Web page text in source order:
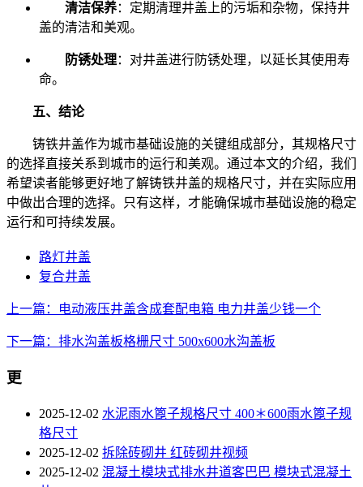
清洁保养：定期清理井盖上的污垢和杂物，保持井
盖的清洁和美观。
防锈处理：对井盖进行防锈处理，以延长其使用寿
命。
五、结论
铸铁井盖作为城市基础设施的关键组成部分，其规格尺寸
的选择直接关系到城市的运行和美观。通过本文的介绍，我们
希望读者能够更好地了解铸铁井盖的规格尺寸，并在实际应用
中做出合理的选择。只有这样，才能确保城市基础设施的稳定
运行和可持续发展。
路灯井盖
复合井盖
上一篇：电动液压井盖含成套配电箱 电力井盖少钱一个
下一篇：排水沟盖板格栅尺寸 500x600水沟盖板
更
2025-12-02 水泥雨水篦子规格尺寸 400＊600雨水篦子规
格尺寸
2025-12-02 拆除砖砌井 红砖砌井视频
2025-12-02 混凝土模块式排水井道客巴巴 模块式混凝土